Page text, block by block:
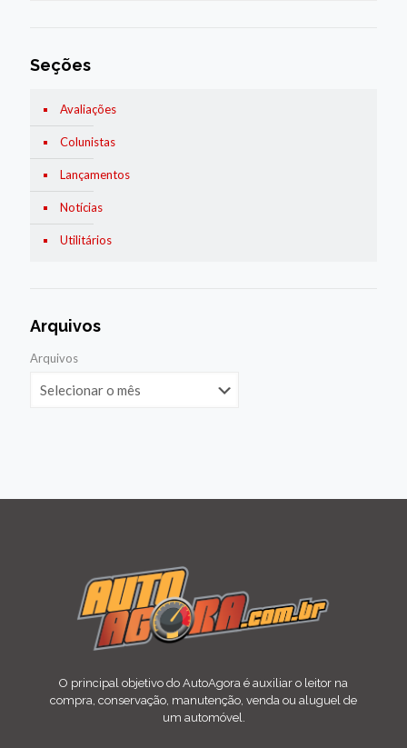
Seções
Avaliações
Colunistas
Lançamentos
Notícias
Utilitários
Arquivos
Arquivos
O principal objetivo do AutoAgora é auxiliar o leitor na
compra, conservação, manutenção, venda ou aluguel de
um automóvel.